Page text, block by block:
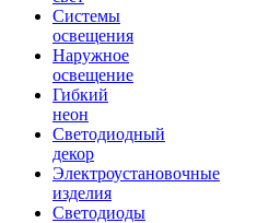
Системы
освещения
Наружное
освещение
Гибкий
неон
Светодиодный
декор
Электроустановочные
изделия
Светодиоды